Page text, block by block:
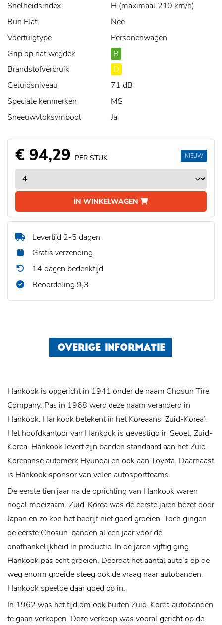
Snelheidsindex
H (maximaal 210 km/h)
Run Flat
Nee
Voertuigtype
Personenwagen
Grip op nat wegdek
B
Brandstofverbruik
D
Geluidsniveau
71 dB
Speciale kenmerken
MS
Sneeuwvloksymbool
Ja
€ 94,29 PER STUK
IN WINKELWAGEN
NIEUW
Levertijd 2-5 dagen
Gratis verzending
14 dagen bedenktijd
Beoordeling 9,3
OVERIGE INFORMATIE
Hankook is opgericht in 1941 onder de naam Chosun Tire
Company. Pas in 1968 werd deze naam veranderd in
Hankook. Hankook betekent in het Koreaans ‘Zuid-Korea’.
Het hoofdkantoor van Hankook is gevestigd in Seoel, Zuid-
Korea. Hankook levert zijn banden standaard aan het Zuid-
Koreaanse automerk Hyundai en ook aan Toyota. Daarnaast
is Hankook sponsor van velen autosportteams.
De eerste tien jaar na de oprichting van Hankook waren
nogal moeizaam. Zuid-Korea was de eerste jaren bezet door
Japan en zo kon het bedrijf niet goed groeien. Toch gingen
de eerste Chosun-banden al een jaar voor de
onafhankelijkheid in productie. In de jaren vijftig ging
Hankook pas echt groeien. Doordat het aantal auto’s op de
weg enorm groeide steeg ook de vraag naar autobanden.
Hankook speelde daar goed op in.
In 1962 was het tijd om ook buiten Zuid-Korea autobanden
te gaan verkopen. Deze verkoop was vooral gericht op de